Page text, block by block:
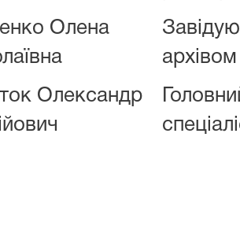
Олена
архівом
Олександр